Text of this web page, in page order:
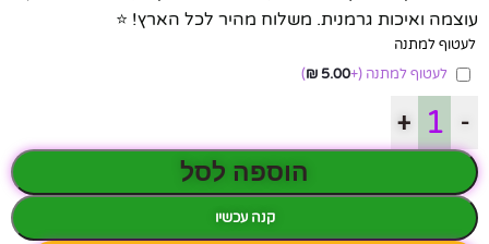
עוצמה ואיכות גרמנית. משלוח מהיר לכל הארץ! ⭐
לעטוף למתנה
לעטוף למתנה (+
5.00
₪
)
-
+
הוספה לסל
קנה עכשיו